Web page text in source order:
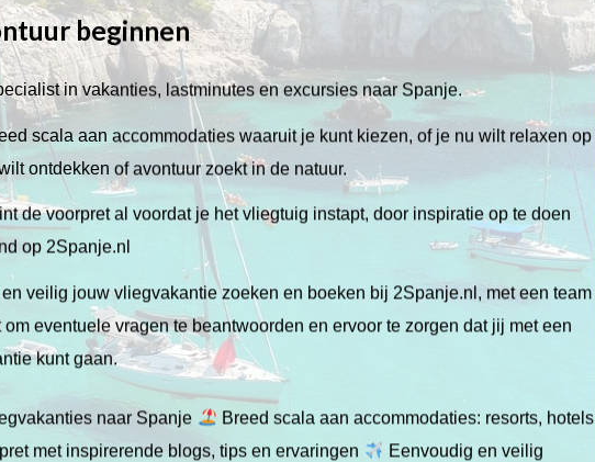
beginnen
in vakanties, lastminutes en excursies naar Spanje.
scala aan accommodaties waaruit je kunt kiezen, of je nu wilt relaxen op
ontdekken of avontuur zoekt in de natuur.
de voorpret al voordat je het vliegtuig instapt, door inspiratie op te doen
op 2Spanje.nl
veilig jouw vliegvakantie zoeken en boeken bij 2Spanje.nl, met een team
eventuele vragen te beantwoorden en ervoor te zorgen dat jij met een
kunt gaan.
naar Spanje
Breed scala aan accommodaties: resorts, hotels
met inspirerende blogs, tips en ervaringen
Eenvoudig en veilig